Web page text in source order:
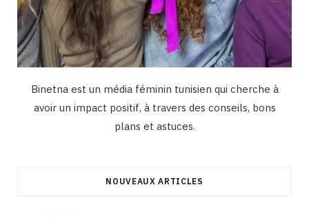
Binetna est un média féminin tunisien qui cherche à
avoir un impact positif, à travers des conseils, bons
plans et astuces.
NOUVEAUX ARTICLES